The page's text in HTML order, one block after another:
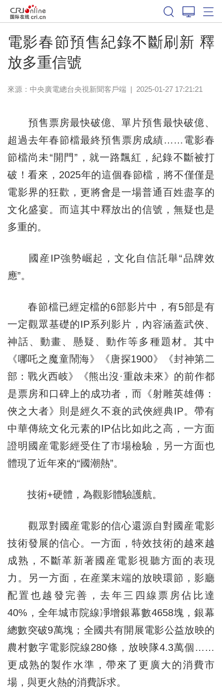
電影春節預售紀錄不斷刷新 釋
放多重信號
來源： 中央廣電總台央視新聞客戶端 | 2025-01-27 17:21:21
預售票房最快破億、單片預售最快破億、
超過去年春節檔最終預售票房成績……電影春
節檔尚未“開門”，就一路飄紅，紀錄不斷被打
破！看來，2025年的這個春節檔，將不僅僅是
電影界的狂歡，更將會是一場普通百姓盡享的
文化盛宴。而這其中釋放出的信號，無疑也是
多重的。
國産IP強勢崛起，文化自信託舉“品牌效
應”。
春節檔已經定檔的6部影片中，有5部是有
一定觀眾基礎的IP系列影片，內容涵蓋武俠、
神話、動畫、懸疑、動作等多種題材。其中
《哪吒之魔童鬧海》《唐探1900》《封神第二
部：戰火西岐》《熊出沒·重啟未來》的前作都
是票房和口碑上的成功者，而《射雕英雄傳：
俠之大者》則是經久不衰的武俠經典IP。帶有
中華傳統文化元素的IP佔比如此之高，一方面
證明國産電影經受住了市場檢驗，另一方面也
體現了近年來的“國潮熱”。
技術+硬體，為觀影體驗護航。
觀眾對國産電影的信心還源自對國産電影
技術發展的信心。一方面，特效技術的越來越
成熟，不斷革新著國産電影視聽方面的表現
力。另一方面，在産業末端的放映環節，影廳
配置也越發完善，去年三四線票房佔比達
40%，全年城市院線凈增銀幕數4658塊，銀幕
總數突破9萬塊；全國共有開展電影公益放映的
農村數字電影院線280條，放映隊4.3萬個……
更成熟的製作水準，帶來了更廣大的消費市
場，與更火熱的消費訴求。